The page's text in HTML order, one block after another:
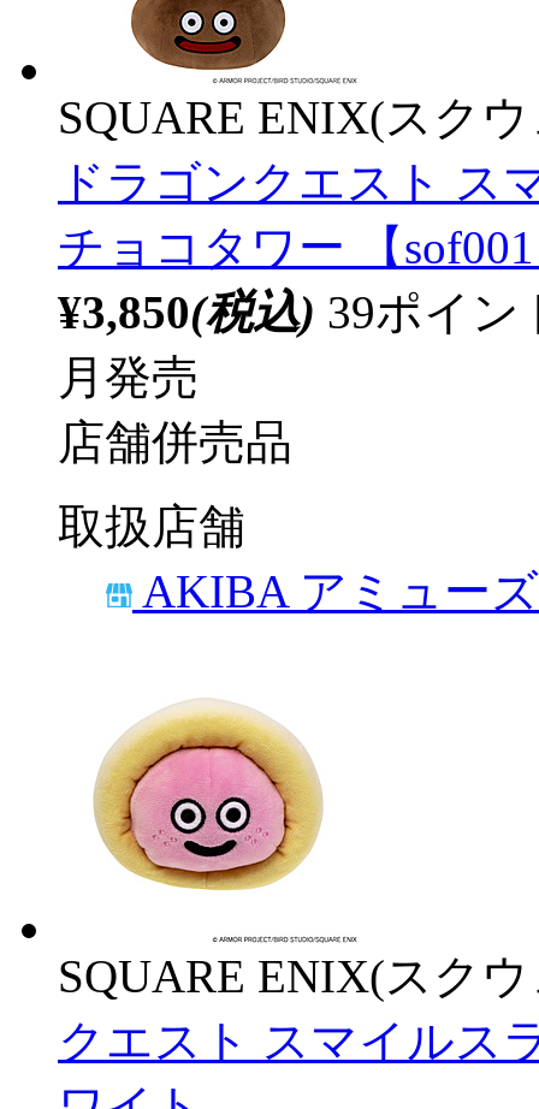
SQUARE ENIX(スク
ドラゴンクエスト ス
チョコタワー 【
¥3,850(税込) 39ポイ
月発売
店舗併売品
取扱店舗
AKIBA アミュー
SQUARE ENIX(スク
クエスト スマイルス